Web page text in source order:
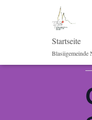
Startseite
Blasiigemeinde